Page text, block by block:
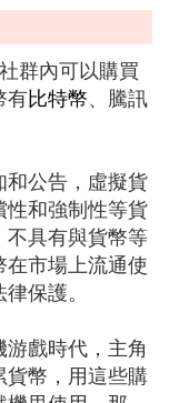
群內可以購買
有比特幣、騰訊
公告，虛擬貨
和強制性等貨
具有與貨幣等
市場上流通使
保護。
戲時代，主角
幣，用這些購